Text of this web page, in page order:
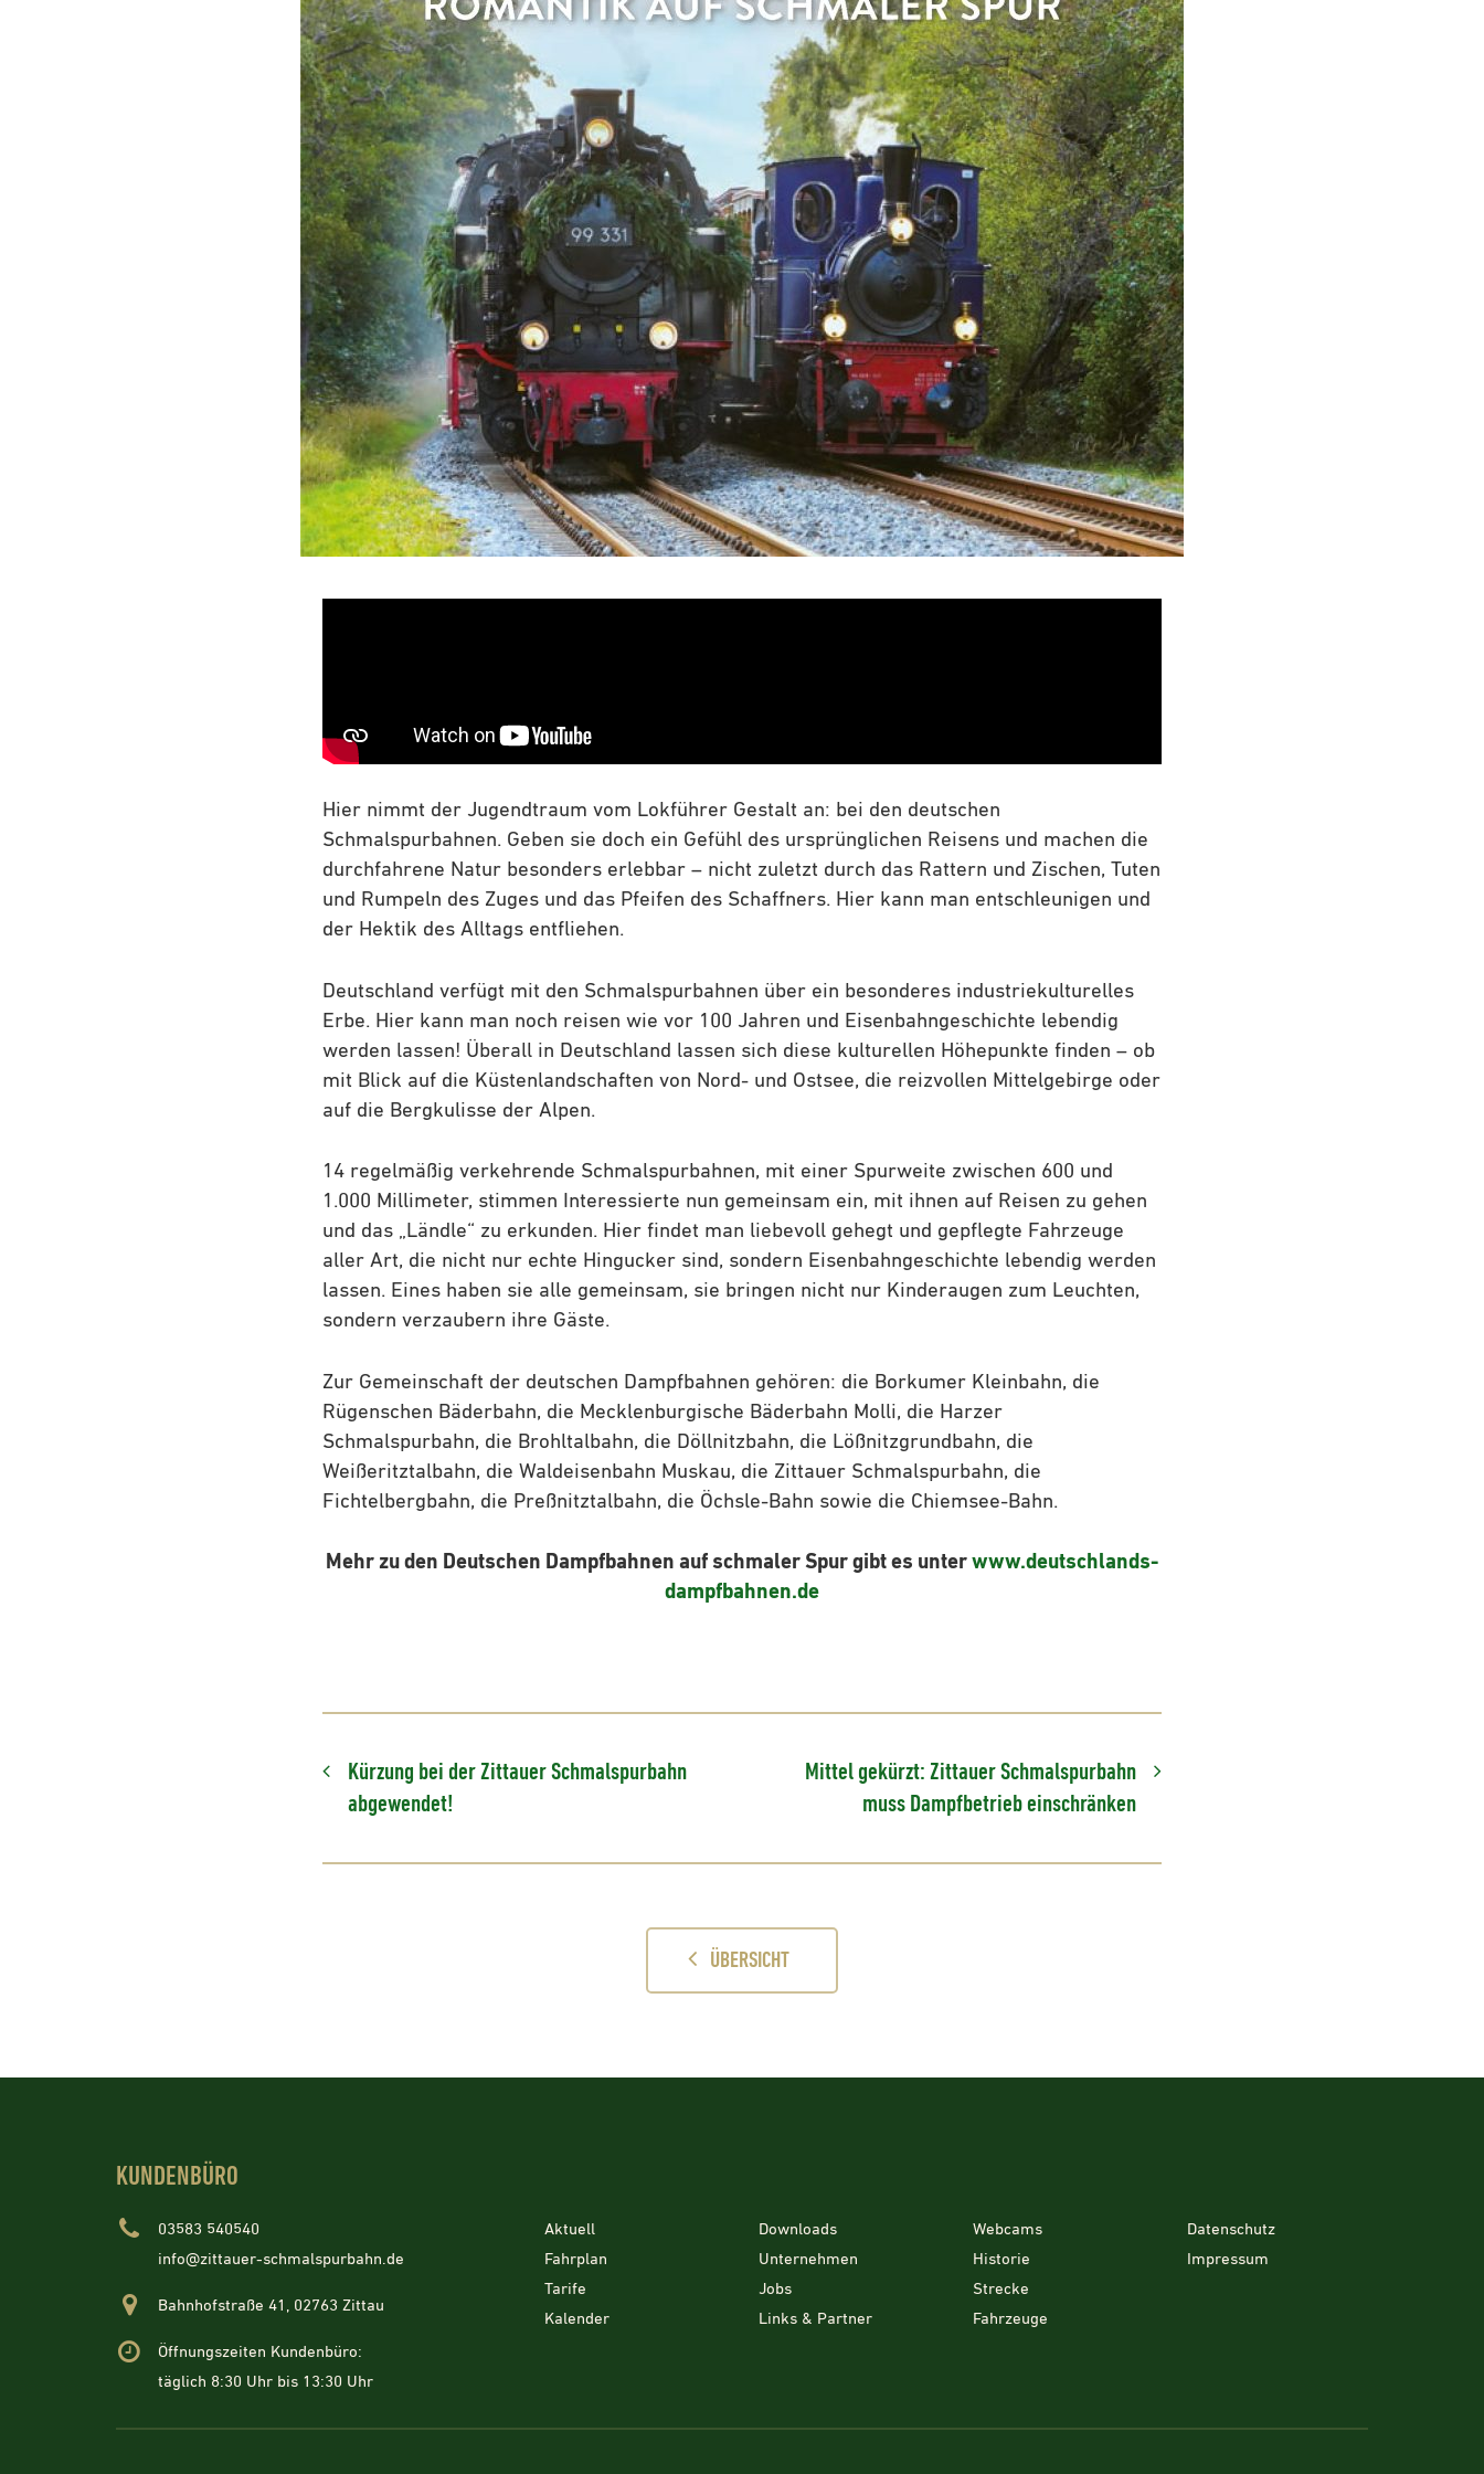
Hier nimmt der Jugendtraum vom Lokführer Gestalt an: bei den deutschen
Schmalspurbahnen. Geben sie doch ein Gefühl des ursprünglichen Reisens und machen die
durchfahrene Natur besonders erlebbar – nicht zuletzt durch das Rattern und Zischen, Tuten
und Rumpeln des Zuges und das Pfeifen des Schaffners. Hier kann man entschleunigen und
der Hektik des Alltags entfliehen.
Deutschland verfügt mit den Schmalspurbahnen über ein besonderes industriekulturelles
Erbe. Hier kann man noch reisen wie vor 100 Jahren und Eisenbahngeschichte lebendig
werden lassen! Überall in Deutschland lassen sich diese kulturellen Höhepunkte finden – ob
mit Blick auf die Küstenlandschaften von Nord- und Ostsee, die reizvollen Mittelgebirge oder
auf die Bergkulisse der Alpen.
14 regelmäßig verkehrende Schmalspurbahnen, mit einer Spurweite zwischen 600 und
1.000 Millimeter, stimmen Interessierte nun gemeinsam ein, mit ihnen auf Reisen zu gehen
und das „Ländle“ zu erkunden. Hier findet man liebevoll gehegt und gepflegte Fahrzeuge
aller Art, die nicht nur echte Hingucker sind, sondern Eisenbahngeschichte lebendig werden
lassen. Eines haben sie alle gemeinsam, sie bringen nicht nur Kinderaugen zum Leuchten,
sondern verzaubern ihre Gäste.
Zur Gemeinschaft der deutschen Dampfbahnen gehören: die Borkumer Kleinbahn, die
Rügenschen Bäderbahn, die Mecklenburgische Bäderbahn Molli, die Harzer
Schmalspurbahn, die Brohltalbahn, die Döllnitzbahn, die Lößnitzgrundbahn, die
Weißeritztalbahn, die Waldeisenbahn Muskau, die Zittauer Schmalspurbahn, die
Fichtelbergbahn, die Preßnitztalbahn, die Öchsle-Bahn sowie die Chiemsee-Bahn.
Mehr zu den Deutschen Dampfbahnen auf schmaler Spur gibt es unter www.deutschlands-
dampfbahnen.de
Kürzung bei der Zittauer Schmalspurbahn
abgewendet!
Mittel gekürzt: Zittauer Schmalspurbahn
muss Dampfbetrieb einschränken
ÜBERSICHT
KUNDENBÜRO
03583 540540
info@zittauer-schmalspurbahn.de
Bahnhofstraße 41, 02763 Zittau
Öffnungszeiten Kundenbüro:
täglich 8:30 Uhr bis 13:30 Uhr
Aktuell
Fahrplan
Tarife
Kalender
Downloads
Unternehmen
Jobs
Links & Partner
Webcams
Historie
Strecke
Fahrzeuge
Datenschutz
Impressum